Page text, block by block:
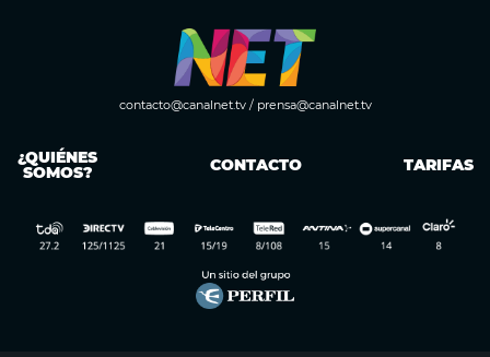
contacto@canalnet.tv/ prensa@canalnet.tv
¿QUIÉNES
SOMOS? CONTACTO TARIFAS